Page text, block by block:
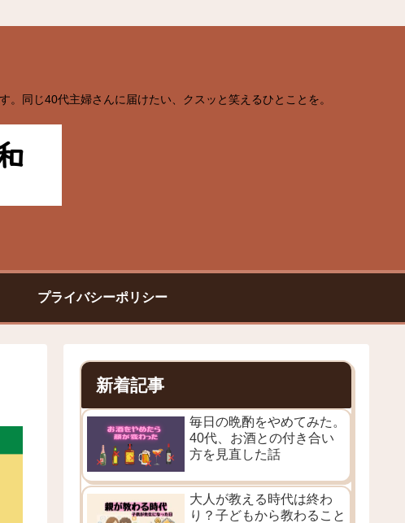
同じ40代主婦さんに届けたい、クスッと笑えるひとことを。
プライバシーポリシー
新着記事
毎日の晩酌をやめてみた。
40代、お酒との付き合い
方を見直した話
大人が教える時代は終わ
り？子どもから教わること